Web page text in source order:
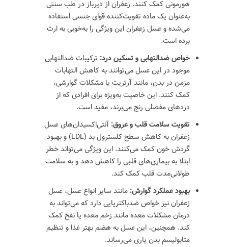
هورمونی کمک کنند. زعفران از دیرباز در طب سنتی
به‌عنوان یک ماده تقویت‌کننده قوای جنسی استفاده
می‌شده و عسل زعفران این ویژگی را به‌خوبی به ارث
برده است.
خواص ضدالتهابی و تسکین درد: ترکیبات ضدالتهابی
موجود در این عسل می‌توانند به کاهش التهابات
مزمن در بدن، مانند آرتریت یا مشکلات گوارشی،
کمک کنند. این خاصیت به‌ویژه برای افرادی که از
دردهای مفصلی رنج می‌برند، مفید است.
تقویت سلامت قلب و عروق: آنتی‌اکسیدان‌های عسل
زعفران به کاهش سطح کلسترول بد (LDL) و بهبود
گردش خون کمک می‌کنند. این ویژگی می‌تواند خطر
ابتلا به بیماری‌های قلبی را کاهش دهد و به سلامت
طولانی‌مدت قلب کمک کند.
بهبود عملکرد گوارش: مانند سایر انواع عسل، عسل
زعفران نیز خواص ضدباکتریایی دارد که می‌تواند به
درمان مشکلات معده مانند زخم معده یا نفخ کمک
کند. همچنین، این عسل به هضم بهتر غذا و تنظیم
متابولیسم بدن یاری می‌رساند.